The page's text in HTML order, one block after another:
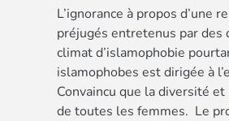
L’ignorance à propos d’une
préjugés entretenus par des
climat d’islamophobie
islamophobes est dirigée à
Convaincu que la diversité
de toutes les femmes. Le